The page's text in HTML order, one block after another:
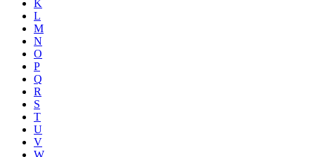
K
L
M
N
O
P
Q
R
S
T
U
V
W